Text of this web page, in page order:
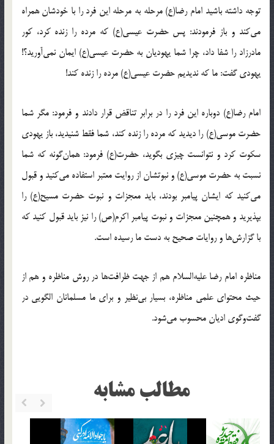
توجه داشته باشید امام رضا(ع) مرحله به مرحله این فرد را با خودشان همراه
می‌کند و باز فرمودند: پس حضرت عیسی(ع) که مرده را زنده کرد، کور
مادرزاد را شفا داد، چرا شما یهودیان به حضرت عیسی(ع) ایمان نمی‌آورید؟!
یهودی گفت: ما که ندیدیم حضرت عیسی(ع) مرده را زنده کند!
امام رضا(ع) دوباره این فرد را در برابر تناقض قرار دادند و فرمود: مگر شما
حضرت موسی(ع) را دیدید که مرده را زنده کند، شما فقط شنیدید، باز یهودی
سکوت کرد و نتوانست چیزی بگوید، حضرت(ع) فرمود: همان‌گونه که شما
نسبت به حضرت موسی(ع) و نبوتشان از روایت معتبر استفاده می‌کنید و قبول
می‌کنید که ایشان پیامبر بودند، باید معجزات و نبوت حضرت مسیح(ع) را
بپذیرید و همچنین معجزات و نبوت پیامبر اکرم(ص) را نیز باید قبول کنید که
با گزارش‌ها و روایات صحیح به دست ما رسیده است.
مناظره امام رضا علیه‌السلام هم از جهت ظرافت‌ها در روش مناظره و هم از
حیث محتوای علمی مناظره، بسیار بی‌نظیر و برای ما مسلمانان الگویی در
گفت‌وگوی ادیان محسوب می‌شود.
مطالب مشابه